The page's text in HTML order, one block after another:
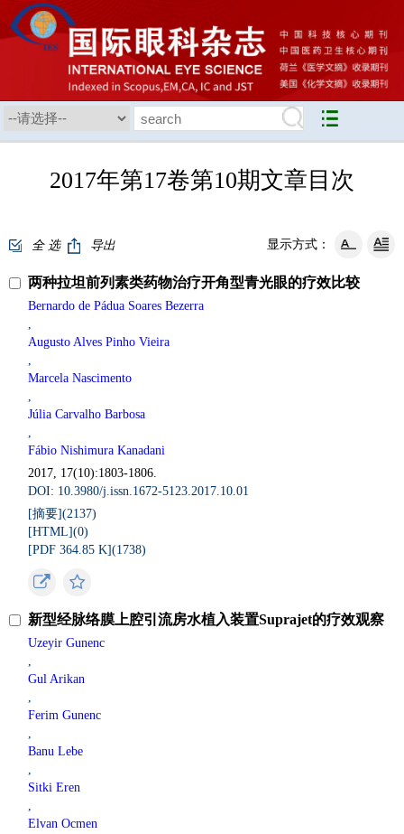
2017年第17卷第10期文章目次
全 选 导出 显示方式：
两种拉坦前列素类药物治疗开角型青光眼的疗效比较
Bernardo de Pádua Soares Bezerra
,
Augusto Alves Pinho Vieira
,
Marcela Nascimento
,
Júlia Carvalho Barbosa
,
Fábio Nishimura Kanadani
2017, 17(10):1803-1806.
DOI: 10.3980/j.issn.1672-5123.2017.10.01
[摘要](2137)
[HTML](0)
[PDF 364.85 K](1738)
新型经脉络膜上腔引流房水植入装置Suprajet的疗效观察
Uzeyir Gunenc
,
Gul Arikan
,
Ferim Gunenc
,
Banu Lebe
,
Sitki Eren
,
Elvan Ocmen